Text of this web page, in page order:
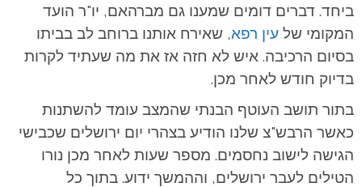
ביחד. דברים דומים שמענו גם מברהאם, יו"ר הועד
המקומי של עין רפא, שאירח אותנו ברוחב לב בביתו
בסיום הרכיבה. איש לא חזה אז את מה שעתיד לקרות
בדיוק חודש לאחר מכן.
בתור תושב העוטף הבנתי שהמצב עומד להשתנות
כאשר הרבש"צ שלנו הודיע בצהרי יום ירושלים שכבישי
הגישה לישוב נחסמים. מספר שעות לאחר מכן נורו
הטילים לעבר ירושלים, וההמשך ידוע. בתוך כל